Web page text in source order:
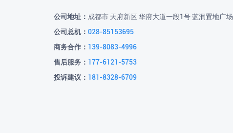
公司地址： 成都市 天府新区 华府大道一段1号 蓝润置地广场
公司总机： 028-85153695
商务合作： 139-8083-4996
售后服务： 177-6121-5753
投诉建议： 181-8328-6709